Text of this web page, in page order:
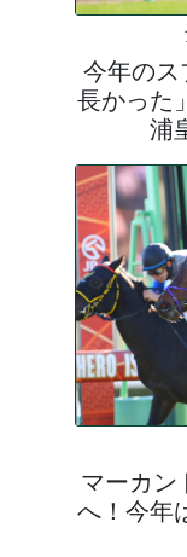
今年のス
長かった
浦
マーカン
へ！今年